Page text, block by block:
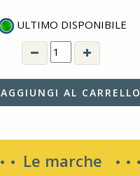
ULTIMO DISPONIBILE
AGGIUNGI AL CARRELLO
Le marche